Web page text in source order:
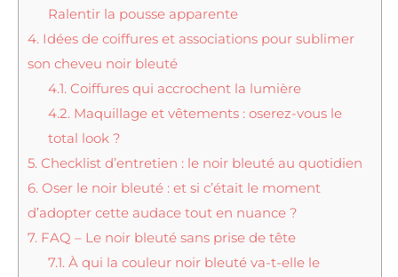
Ralentir la pousse apparente
4. Idées de coiffures et associations pour sublimer
son cheveu noir bleuté
4.1. Coiffures qui accrochent la lumière
4.2. Maquillage et vêtements : oserez-vous le
total look ?
5. Checklist d’entretien : le noir bleuté au quotidien
6. Oser le noir bleuté : et si c’était le moment
d’adopter cette audace tout en nuance ?
7. FAQ – Le noir bleuté sans prise de tête
7.1. À qui la couleur noir bleuté va-t-elle le